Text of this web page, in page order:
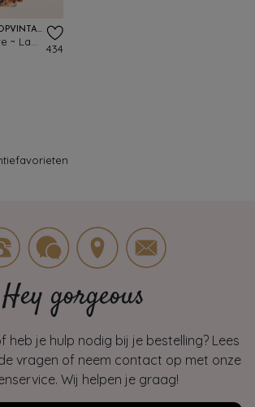
VINTAGE CHIC FOR TOPVINTAGE
434
Hey gorgeous
heb je hulp nodig bij je bestelling? Lees
vragen of neem contact op met onze
Wij helpen je graag!